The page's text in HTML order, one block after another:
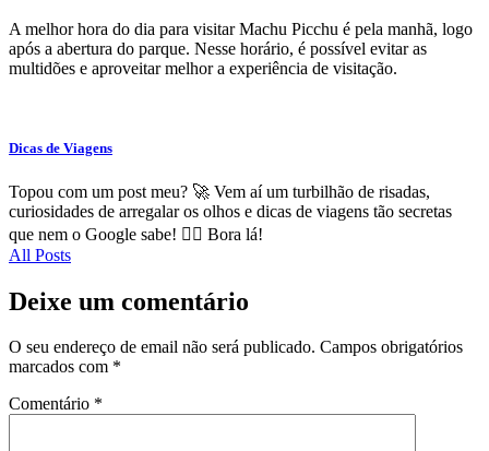
A melhor hora do dia para visitar Machu Picchu é pela manhã, logo
após a abertura do parque. Nesse horário, é possível evitar as
multidões e aproveitar melhor a experiência de visitação.
Dicas de Viagens
Topou com um post meu? 🚀 Vem aí um turbilhão de risadas,
curiosidades de arregalar os olhos e dicas de viagens tão secretas
que nem o Google sabe! 🕵️‍♂️ Bora lá!
All Posts
Deixe um comentário
O seu endereço de email não será publicado. Campos obrigatórios
marcados com *
Comentário *